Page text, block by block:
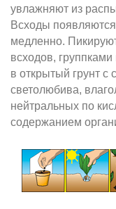
увлажняют из
Всходы
медленно.
всходов,
в открытый грунт
светолюбива,
нейтральных по
содержанием